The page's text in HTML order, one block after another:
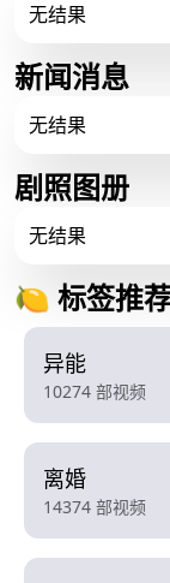
无结果
新闻消息
无结果
剧照图册
无结果
🍋 标签推
异能
10274 部视频
离婚
14374 部视频